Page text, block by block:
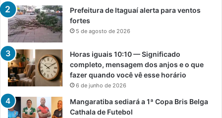
Prefeitura de Itaguaí alerta para ventos
fortes
5 de agosto de 2026
Horas iguais 10:10 — Significado
completo, mensagem dos anjos e o que
fazer quando você vê esse horário
6 de junho de 2026
Mangaratiba sediará a 1ª Copa Bris Belga
Cathala de Futebol